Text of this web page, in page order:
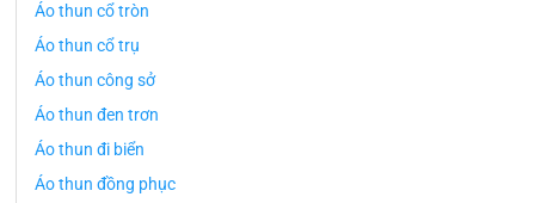
Áo thun cổ tròn
Áo thun cổ trụ
Áo thun công sở
Áo thun đen trơn
Áo thun đi biển
Áo thun đồng phục